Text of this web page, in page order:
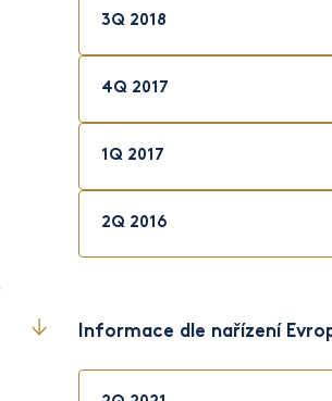
3Q 2018
4Q 2017
1Q 2017
2Q 2016
Informace dle nařízení